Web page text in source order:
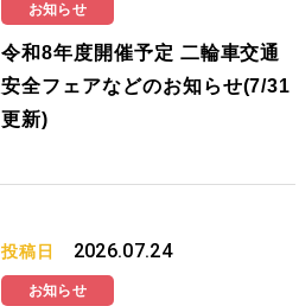
お知らせ
令和8年度開催予定 二輪車交通
安全フェアなどのお知らせ(7/31
更新)
投稿日 2026.07.24
お知らせ